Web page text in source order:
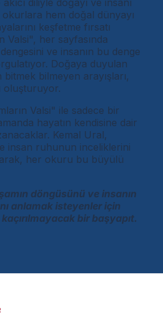
hem doğal dünyayı
keşfetme fırsatı
Valsi", her sayfasında
ve insanın bu denge
Doğaya duyulan
bitmek bilmeyen arayışları,
oluşturuyor.
Valsi" ile sadece bir
hayatın kendisine dair
Kemal Ural,
insan ruhunun inceliklerini
her okuru bu büyülü
döngüsünü ve insanın
anlamak isteyenler için
bir başyapıt.